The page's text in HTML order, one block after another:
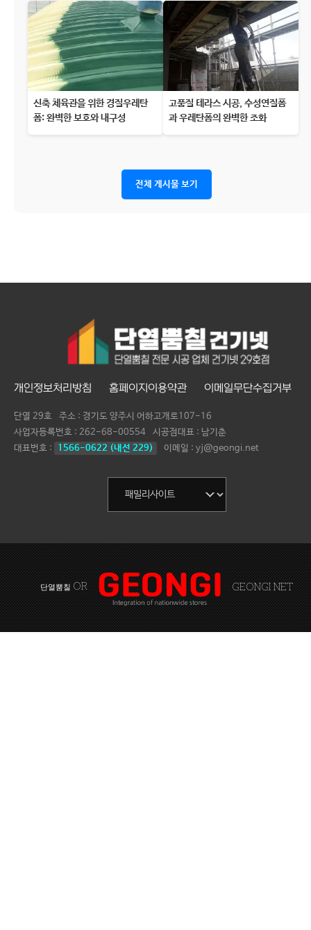
신축 체육관을 위한 경질우레탄
폼: 완벽한 보호와 내구성
고품질 테라스 시공, 수성연질폼
과 우레탄폼의 완벽한 조화
전체 게시물 보기
개인정보처리방침 홈페이지이용약관 이메일무단수집거부
단열 29호
주소 : 경기도 양주시 어하고개로107-16
사업자등록번호 : 262-68-00554 시공점대표 : 남기춘
대표번호 :
1566-0622 (내선 229) 이메일 : yj@geongi.net
단열뿜칠 OR GEONGI NET